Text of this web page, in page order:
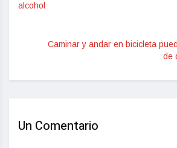
alcohol
Caminar y andar en bicicleta
de
Un Comentario